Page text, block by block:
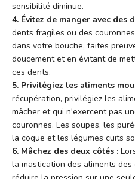
sensibilité diminue.
4. Évitez de manger avec des
dents fragiles ou des
dans votre bouche, faites
doucement et en évitant de
ces dents.
5. Privilégiez les aliments
récupération, privilégiez les
mâcher et qui n'exercent pas
couronnes. Les soupes, les
la coque et les légumes cuits
6. Mâchez des deux côtés :
la mastication des aliments